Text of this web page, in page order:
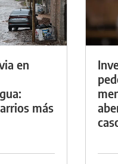
en
más